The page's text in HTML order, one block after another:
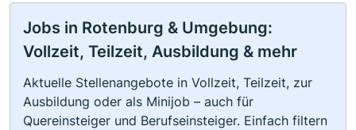
Jobs in Rotenburg & Umgebung:
Vollzeit, Teilzeit, Ausbildung & mehr
Aktuelle Stellenangebote in Vollzeit, Teilzeit, zur
Ausbildung oder als Minijob – auch für
Quereinsteiger und Berufseinsteiger. Einfach filtern